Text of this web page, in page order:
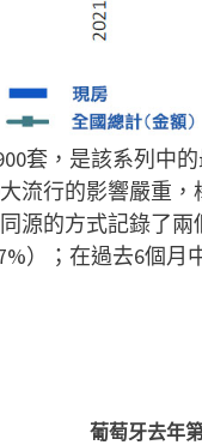
套，是該系列中
流行的影響嚴重
源的方式記錄了
）；在過去6個月
葡萄牙去年